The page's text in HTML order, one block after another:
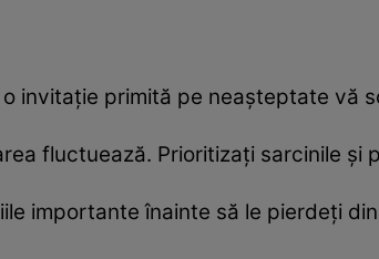
invitație primită pe neașteptate vă
fluctuează. Prioritizați sarcinile și
importante înainte să le pierdeți